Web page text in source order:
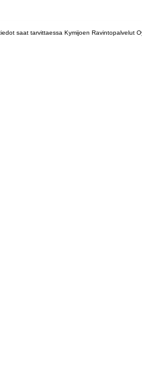
saat tarvittaessa Kymijoen Ravintopalvelut